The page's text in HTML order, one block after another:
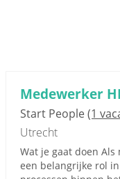
Medewerker
Start People(1
Utrecht
Wat je gaat doen Als
een belangrijke rol